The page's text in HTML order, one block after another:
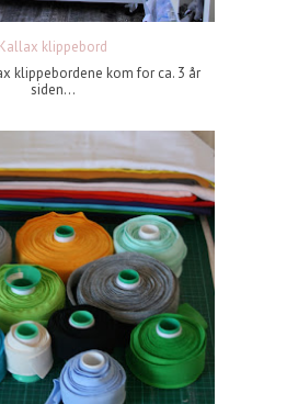
Kallax klippebord
klippebordene kom for ca. 3 år
siden...